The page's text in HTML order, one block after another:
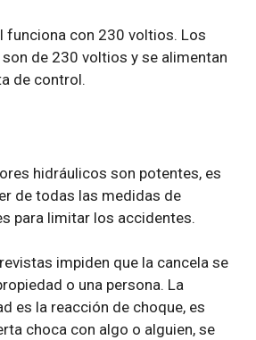
funciona con 230 voltios. Los
de 230 voltios y se alimentan
de control.
hidráulicos son potentes, es
de todas las medidas de
para limitar los accidentes.
impiden que la cancela se
o una persona. La
es la reacción de choque, es
choca con algo o alguien, se